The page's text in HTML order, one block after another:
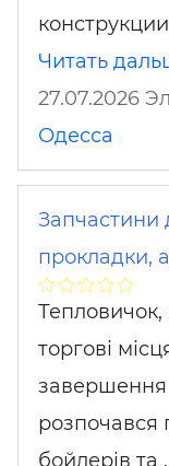
Читать
27.07.2026
Одесса
Запчастини
прокладки,
Тепловичок,
торгові
завершення
розпочався
бойлерів та